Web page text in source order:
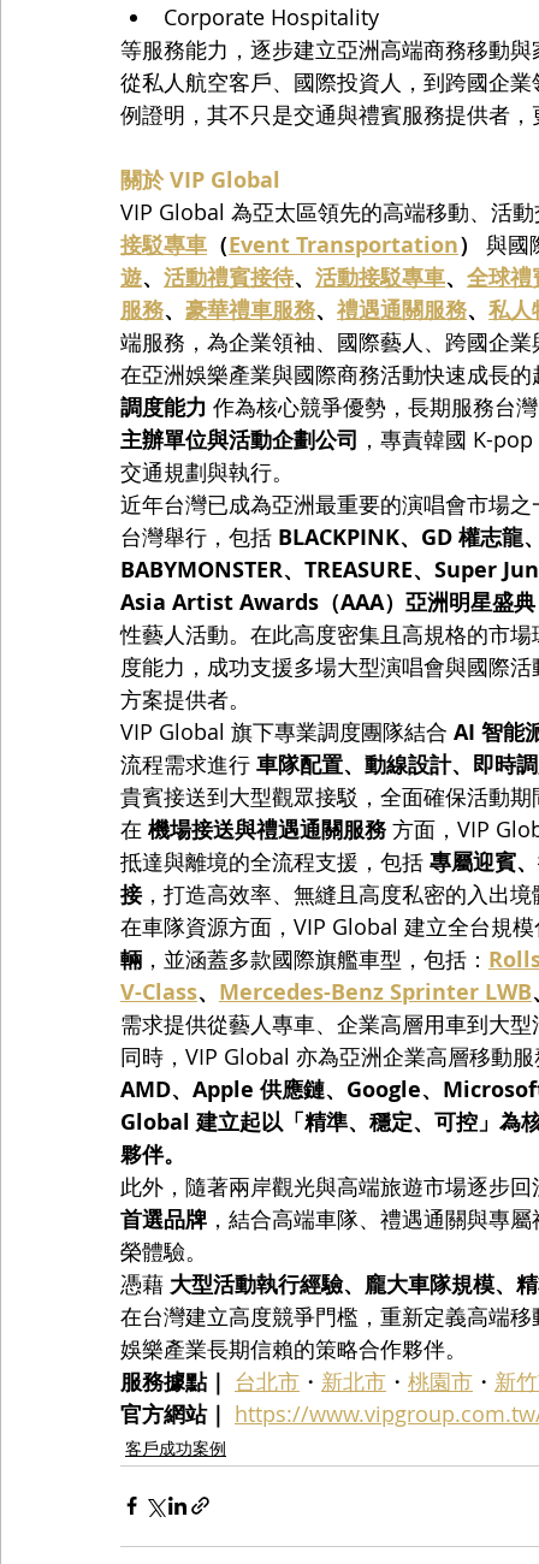
Corporate Hospitality
等服務能力，逐步建立亞洲高端商務移動
從私人航空客戶、國際投資人，到跨國企
例證明，其不只是交通與禮賓服務提供者
關於 VIP Global
VIP Global 為亞太區領先的高端移動、活
接駁專車 （Event Transportation） 與國
遊、 活動禮賓接待、 活動接駁專車、 全球禮
服務、 豪華禮車服務、 禮遇通關服務、 私人
端服務，為企業領袖、國際藝人、跨國企
在亞洲娛樂產業與國際商務活動快速成長
調度能力 作為核心競爭優勢，長期服務台
主辦單位與活動企劃公司 ，專責韓國 K-
交通規劃與執行。
近年台灣已成為亞洲最重要的演唱會市場
台灣舉行，包括 BLACKPINK、GD 權志龍
BABYMONSTER、TREASURE、Super
Asia Artist Awards（AAA）亞洲明星盛典
性藝人活動。在此高度密集且高規格的市
度能力，成功支援多場大型演唱會與國際
方案提供者。
VIP Global 旗下專業調度團隊結合 AI 智能
流程需求進行 車隊配置、動線設計、即時
貴賓接送到大型觀眾接駁，全面確保活動
在 機場接送與禮遇通關服務 方面，VIP
抵達與離境的全流程支援，包括 專屬迎賓
接，打造高效率、無縫且高度私密的入出境
在車隊資源方面，VIP Global 建立全台規
輛 ，並涵蓋多款國際旗艦車型，包括：
V-Class、 Mercedes-Benz Sprinter LWB
需求提供從藝人專車、企業高層用車到大
同時，VIP Global 亦為亞洲企業高層移動
AMD、Apple 供應鏈、Google、
Global 建立起以「精準、穩定、可控」為
夥伴。
此外，隨著兩岸觀光與高端旅遊市場逐步
首選品牌 ，結合高端車隊、禮遇通關與專
榮體驗。
憑藉 大型活動執行經驗、龐大車隊規模、
在台灣建立高度競爭門檻，重新定義高端
娛樂產業長期信賴的策略合作夥伴。
服務據點｜ 台北市 ・ 新北市 ・ 桃園市 ・ 新
官方網站｜ https://
客戶成功案例